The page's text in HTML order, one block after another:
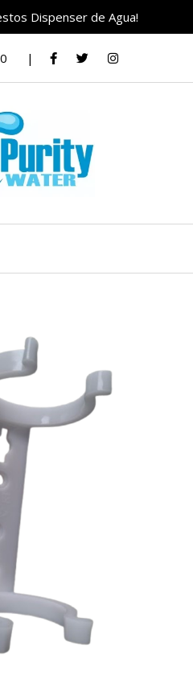
Dispenser de Agua!